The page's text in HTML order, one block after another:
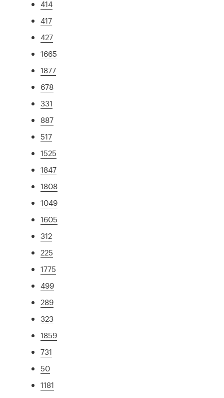
414
417
427
1665
1877
678
331
887
517
1525
1847
1808
1049
1605
312
225
1775
499
289
323
1859
731
50
1181